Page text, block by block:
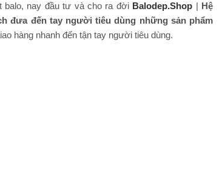
balo, nay đầu tư và cho ra đời Balodep.Shop | Hệ
đưa đến tay người tiêu dùng những sản phẩm
hàng nhanh đến tận tay người tiêu dùng.